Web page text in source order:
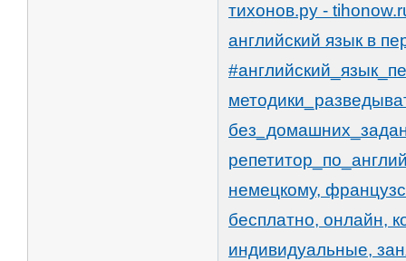
тихонов.ру -
английский язык в
немецкому,
бесплатно, онлайн,
индивидуальные,